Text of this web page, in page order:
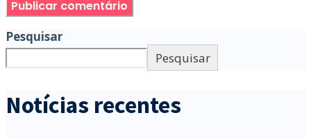
Pesquisar
Pesquisar
Notícias recentes